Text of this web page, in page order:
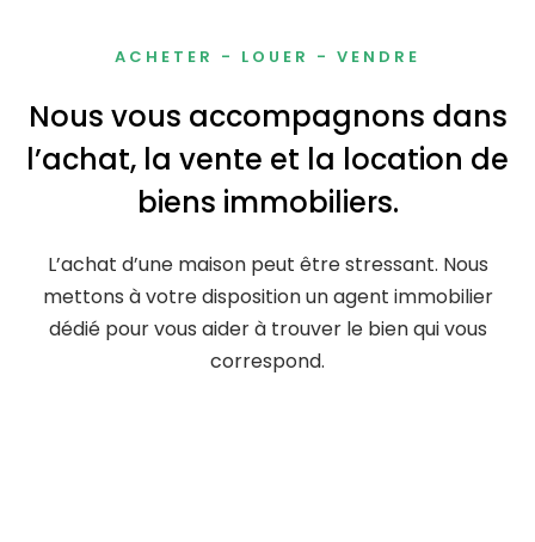
ACHETER - LOUER - VENDRE
Nous vous accompagnons dans
l’achat, la vente et la location de
biens immobiliers.
L’achat d’une maison peut être stressant. Nous
mettons à votre disposition un agent immobilier
dédié pour vous aider à trouver le bien qui vous
correspond.